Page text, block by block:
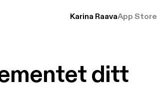
Karina RaavaApp Store
ditt